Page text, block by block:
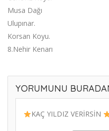
Musa Dağı
Ulupınar.
Korsan Koyu.
8.Nehir Kenarı
YORUMUNU
KAÇ YILDIZ VERİRSİN